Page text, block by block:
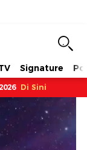
Signature
Di Sini